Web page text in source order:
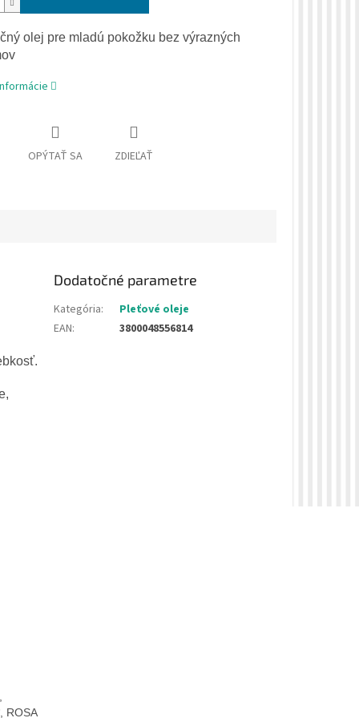
olej pre mladú pokožku bez výrazných
OPÝTAŤ SA ZDIEĽAŤ
ROSA
Dodatočné parametre
Kategória:
Pleťové oleje
EAN: 3800048556814